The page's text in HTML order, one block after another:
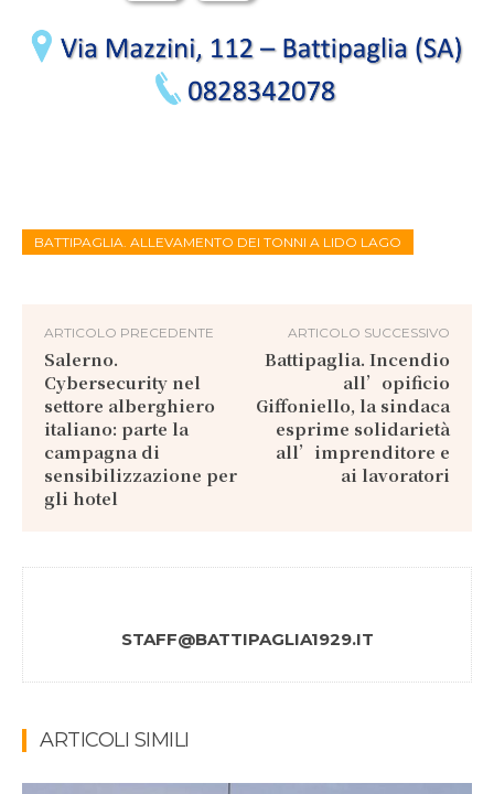
BATTIPAGLIA. ALLEVAMENTO DEI TONNI A LIDO LAGO
ARTICOLO PRECEDENTE
Salerno.
Cybersecurity nel
settore alberghiero
italiano: parte la
campagna di
sensibilizzazione per
gli hotel
ARTICOLO SUCCESSIVO
Battipaglia. Incendio
all’opificio
Giffoniello, la sindaca
esprime solidarietà
all’imprenditore e
ai lavoratori
STAFF@BATTIPAGLIA1929.IT
ARTICOLI SIMILI